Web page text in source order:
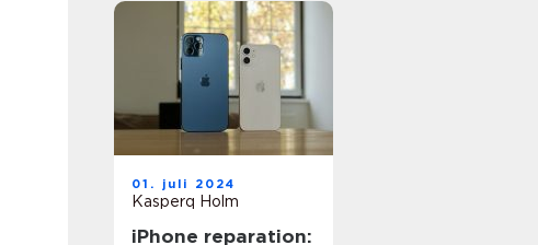
01. juli 2024
Kasperq Holm
iPhone reparation: